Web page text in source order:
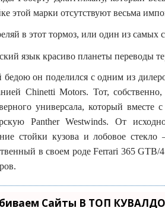
этой марки отсутствуют весьма
бедою он поделился с одним из
Chinetti Motors. Тот,
универсала, который вместе
Panther Westwinds. От
стойки кузова и лобовое стекло
в своем роде Ferrari 365
Сайты В ТОП